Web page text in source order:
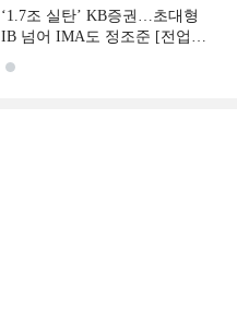
‘1.7조 실탄’ KB증권…초대형
IB 넘어 IMA도 정조준 [전업계